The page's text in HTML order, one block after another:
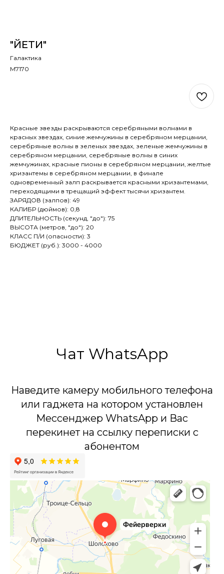
"ЙЕТИ"
Галактика
М7170
Красные звезды раскрываются серебряными волнами в
красных звездах, синие жемчужины в серебряном мерцании,
серебряные волны в зеленых звездах, зеленые жемчужины в
серебряном мерцании, серебряные волны в синих
жемчужинах, красные пионы в серебряном мерцании, желтые
хризантемы в серебряном мерцании, в финале
одновременный залп раскрывается красными хризантемами,
переходящими в трещащий эффект тысячи хризантем.
ЗАРЯДОВ (залпов): 49
КАЛИБР (дюймов): 0,8
ДЛИТЕЛЬНОСТЬ (секунд, "до"): 75
ВЫСОТА (метров, "до"): 20
КЛАСС П/И (опасности): 3
БЮДЖЕТ (руб.): 3000 - 4000
Чат WhatsApp
Наведите камеру мобильного телефона
или гаджета на котором установлен
Мессенджер WhatsApp и Вас
перекинет на ссылку переписки с
абонентом